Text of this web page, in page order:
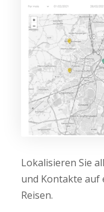
Lokalisieren Sie
und Kontakte auf
Reisen.